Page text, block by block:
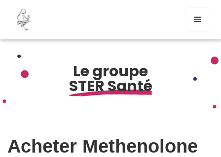
Le groupe
STER Santé
Acheter Methenolone